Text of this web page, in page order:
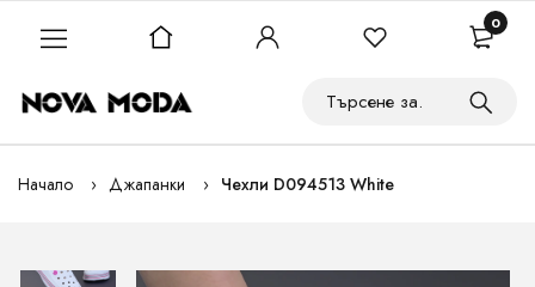
Начало Джапанки Чехли D094513 White
0